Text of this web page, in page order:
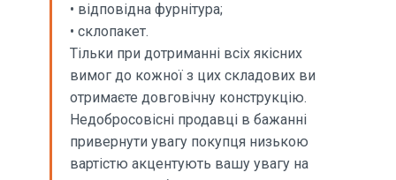
• відповідна фурнітура;
• склопакет.
Тільки при дотриманні всіх якісних
вимог до кожної з цих складових ви
отримаєте довговічну конструкцію.
Недобросовісні продавці в бажанні
привернути увагу покупця низькою
вартістю акцентують вашу увагу на